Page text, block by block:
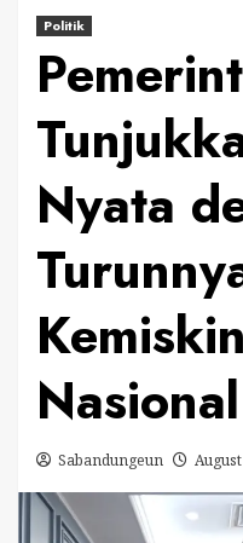
Politik
Nyata
Nasional
Sabandungeun